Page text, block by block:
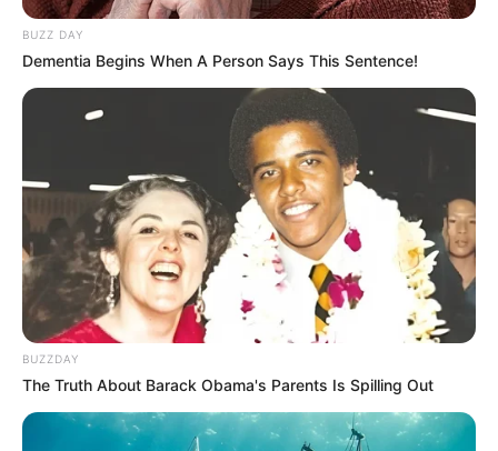
BUZZ DAY
Dementia Begins When A Person Says This Sentence!
BUZZDAY
The Truth About Barack Obama's Parents Is Spilling Out